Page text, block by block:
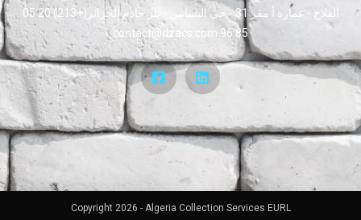
الفلاح - عمارة أ مقر 31 - حي البساتين - بئر خادم الجزائر(+213) 20 05
85 96 contact@dzacs.com
Copyright 2026 - Algeria Collection Services EURL